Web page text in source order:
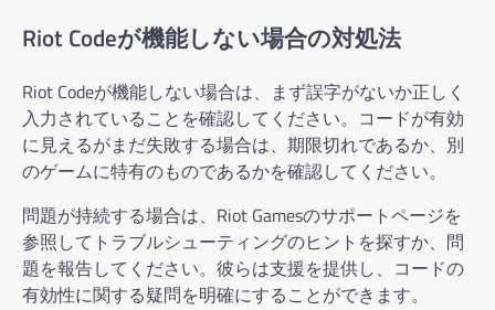
Riot Codeが機能しない場合の対処法
Riot Codeが機能しない場合は、まず誤字がないか正しく
入力されていることを確認してください。コードが有効
に見えるがまだ失敗する場合は、期限切れであるか、別
のゲームに特有のものであるかを確認してください。
問題が持続する場合は、Riot Gamesのサポートページを
参照してトラブルシューティングのヒントを探すか、問
題を報告してください。彼らは支援を提供し、コードの
有効性に関する疑問を明確にすることができます。